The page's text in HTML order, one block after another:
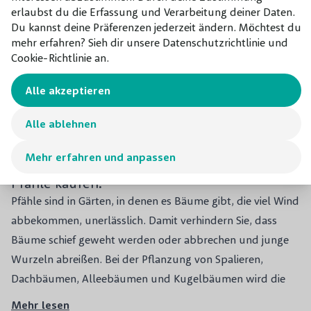
erlaubst du die Erfassung und Verarbeitung deiner Daten.
Du kannst deine Präferenzen jederzeit ändern. Möchtest du
mehr erfahren? Sieh dir unsere Datenschutzrichtlinie und
Cookie-Richtlinie an.
Mehr erfahren und anpassen
Alle ablehnen
Alle akzeptieren
Eisenpfost
Quickhedge
45,00 €
Eisensockel
Pfähle kaufen:
Pfähle sind in Gärten, in denen es Bäume gibt, die viel Wind
abbekommen, unerlässlich. Damit verhindern Sie, dass
Bäume schief geweht werden oder abbrechen und junge
Wurzeln abreißen. Bei der Pflanzung von Spalieren,
Dachbäumen, Alleebäumen und Kugelbäumen wird die
Verwendung von Pfählen dringend empfohlen. Hartholz-
Mehr lesen